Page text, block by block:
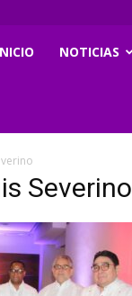
NOTICIAS
Severino